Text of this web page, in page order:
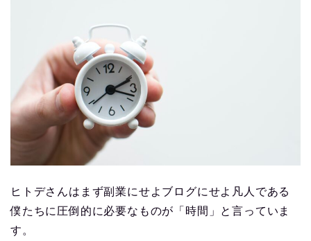
ヒトデさんはまず副業にせよブログにせよ凡人である
僕たちに圧倒的に必要なものが「時間」と言っていま
す。